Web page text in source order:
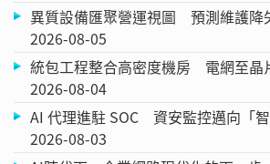
異質設備匯聚營運視圖 預測維護降
2026-08-05
統包工程整合高密度機房 電網至晶
2026-08-04
AI 代理進駐 SOC 資安監控邁向「
2026-08-03